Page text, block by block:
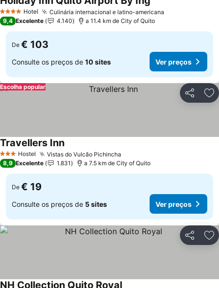
4 EstrelasHotel Culinária internacional e latino-americana
9,4 Excelente 4.140 a 11.4 km de City of Quito
De € 103
Consulte os preços de 10 sites Ver preços
Partilhar
Escolha popular
3 EstrelasHostel Vistas do Vulcão Pichincha
Travellers InnVer preços
8,9 Excelente 1.831 a 7.5 km de City of Quito
De € 19
Consulte os preços de 5 sites Ver preços
Partilhar
NH Collection Quito Royal